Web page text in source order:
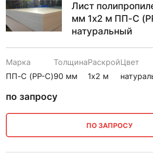
Лист
мм 1х2 м ПП-С
натуральный
Марка
ПП-С (PP-C)
Толщина
90 мм
Раскрой
1х2 м
Цвет
по запросу
ПО ЗАПРОСУ